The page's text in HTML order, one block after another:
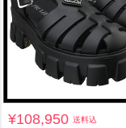
¥108,950送料込